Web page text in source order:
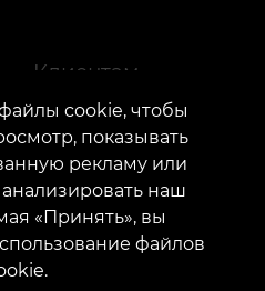
Клиентам
Карты и бонусы
Цены
Акции
FAQ
cookie, чтобы
показывать
рекламу или
анализировать наш
«Принять», вы
файлов